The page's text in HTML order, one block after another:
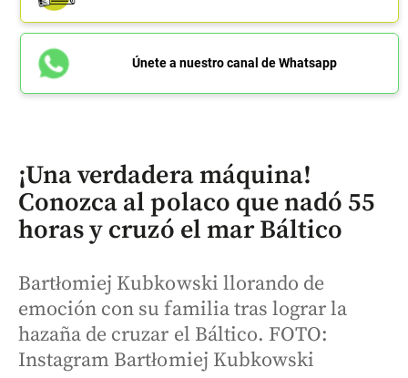
Únete a nuestro canal de Whatsapp
¡Una verdadera máquina!
Conozca al polaco que nadó 55
horas y cruzó el mar Báltico
Bartłomiej Kubkowski llorando de
emoción con su familia tras lograr la
hazaña de cruzar el Báltico. FOTO:
Instagram Bartłomiej Kubkowski